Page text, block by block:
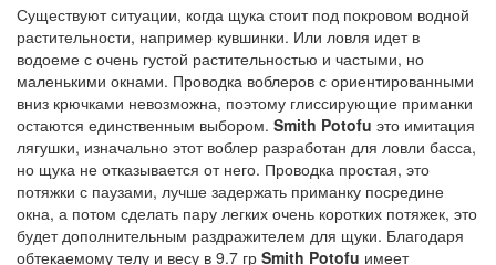
Существуют ситуации, когда щука стоит под покровом водной
растительности, например кувшинки. Или ловля идет в
водоеме с очень густой растительностью и частыми, но
маленькими окнами. Проводка воблеров с ориентированными
вниз крючками невозможна, поэтому глиссирующие приманки
остаются единственным выбором. Smith Potofu это имитация
лягушки, изначально этот воблер разработан для ловли басса,
но щука не отказывается от него. Проводка простая, это
потяжки с паузами, лучше задержать приманку посредине
окна, а потом сделать пару легких очень коротких потяжек, это
будет дополнительным раздражителем для щуки. Благодаря
обтекаемому телу и весу в 9.7 гр Smith Potofu имеет